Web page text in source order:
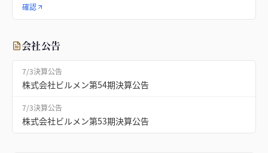
確認
会社公告
7/3決算公告
株式会社ビルメン第54期決算公告
7/3決算公告
株式会社ビルメン第53期決算公告